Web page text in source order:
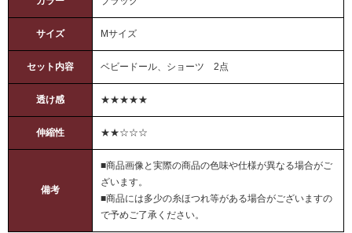
サイズ Mサイズ
セット内容 ベビードール、ショーツ 2点
透け感 ★★★★★
伸縮性 ★★☆☆☆
備考
■商品画像と実際の商品の色味や仕様が異なる場合がご
ざいます。
■商品には多少の糸ほつれ等がある場合がございますの
で予めご了承ください。